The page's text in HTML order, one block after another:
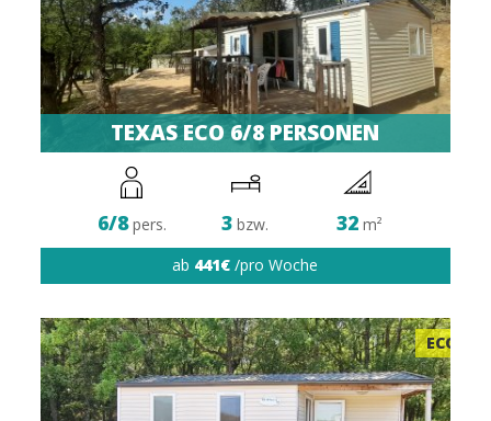
TEXAS ECO 6/8 PERSONEN
6/8pers. 3 bzw. 32m²
ab 441€ /pro Woche
ECO